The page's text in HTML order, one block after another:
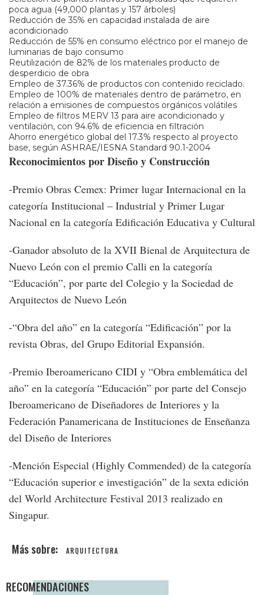
poca agua (49,000 plantas y 157 árboles)
Reducción de 35% en capacidad instalada de aire
acondicionado
Reducción de 55% en consumo eléctrico por el manejo de
luminarias de bajo consumo
Reutilización de 82% de los materiales producto de
desperdicio de obra
Empleo de 37.36% de productos con contenido reciclado.
Empleo de 100% de materiales dentro de parámetro, en
relación a emisiones de compuestos orgánicos volátiles
Empleo de filtros MERV 13 para aire acondicionado y
ventilación, con 94.6% de eficiencia en filtración
Ahorro energético global del 17.3% respecto al proyecto
base, según ASHRAE/IESNA Standard 90.1-2004
Reconocimientos por Diseño y Construcción
-Premio Obras Cemex: Primer lugar Internacional en la
categoría Institucional – Industrial y Primer Lugar
Nacional en la categoría Edificación Educativa y Cultural
-Ganador absoluto de la XVII Bienal de Arquitectura de
Nuevo León con el premio Calli en la categoría
“Educación”, por parte del Colegio y la Sociedad de
Arquitectos de Nuevo León
-“Obra del año” en la categoría “Edificación” por la
revista Obras, del Grupo Editorial Expansión.
-Premio Iberoamericano CIDI y “Obra emblemática del
año” en la categoría “Educación” por parte del Consejo
Iberoamericano de Diseñadores de Interiores y la
Federación Panamericana de Instituciones de Enseñanza
del Diseño de Interiores
-Mención Especial (Highly Commended) de la categoría
“Educación superior e investigación” de la sexta edición
del World Architecture Festival 2013 realizado en
Singapur.
ARQUITECTURA
RECOMENDACIONES